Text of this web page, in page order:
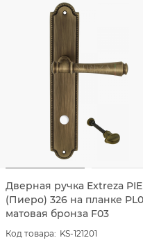
Дверная ручка Extreza
(Пиеро) 326 на планке
матовая бронза F03
KS-121201